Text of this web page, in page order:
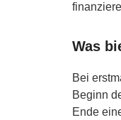
Was
Bei
Beginn
Ende